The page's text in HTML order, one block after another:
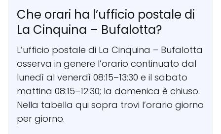
Che orari ha l’ufficio postale di
La Cinquina – Bufalotta?
L’ufficio postale di La Cinquina – Bufalotta
osserva in genere l’orario continuato dal
lunedì al venerdì 08:15–13:30 e il sabato
mattina 08:15–12:30; la domenica è chiuso.
Nella tabella qui sopra trovi l’orario giorno
per giorno.